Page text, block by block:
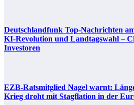
Deutschlandfunk Top-Nachrichten
KI-Revolution und Landtagswahl –
Investoren
EZB-Ratsmitglied Nagel warnt:
Krieg droht mit Stagflation in der